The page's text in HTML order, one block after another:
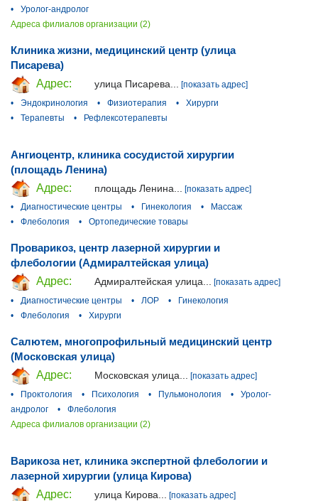
•
Уролог-андролог
Адреса филиалов организации (2)
Клиника жизни, медицинский центр (улица
Писарева)
Адрес:
улица Писарева...
[показать адрес]
•
Эндокринология • Физиотерапия •
Хирурги
•
Терапевты • Рефлексотерапевты
Ангиоцентр, клиника сосудистой хирургии
(площадь Ленина)
Адрес:
площадь Ленина...
[показать адрес]
•
Диагностические центры • Гинекология •
Массаж
•
Флебология • Ортопедические товары
Проварикоз, центр лазерной хирургии и
флебологии (Адмиралтейская улица)
Адрес:
Адмиралтейская улица... [показать адрес]
•
Диагностические центры • ЛОР •
Гинекология
•
Флебология • Хирурги
Салютем, многопрофильный медицинский центр
(Московская улица)
Адрес:
Московская улица...
[показать адрес]
•
Проктология • Психология • Пульмонология •
Уролог-
андролог
•
Флебология
Адреса филиалов организации (2)
Варикоза нет, клиника экспертной флебологии и
лазерной хирургии (улица Кирова)
Адрес:
улица Кирова...
[показать адрес]